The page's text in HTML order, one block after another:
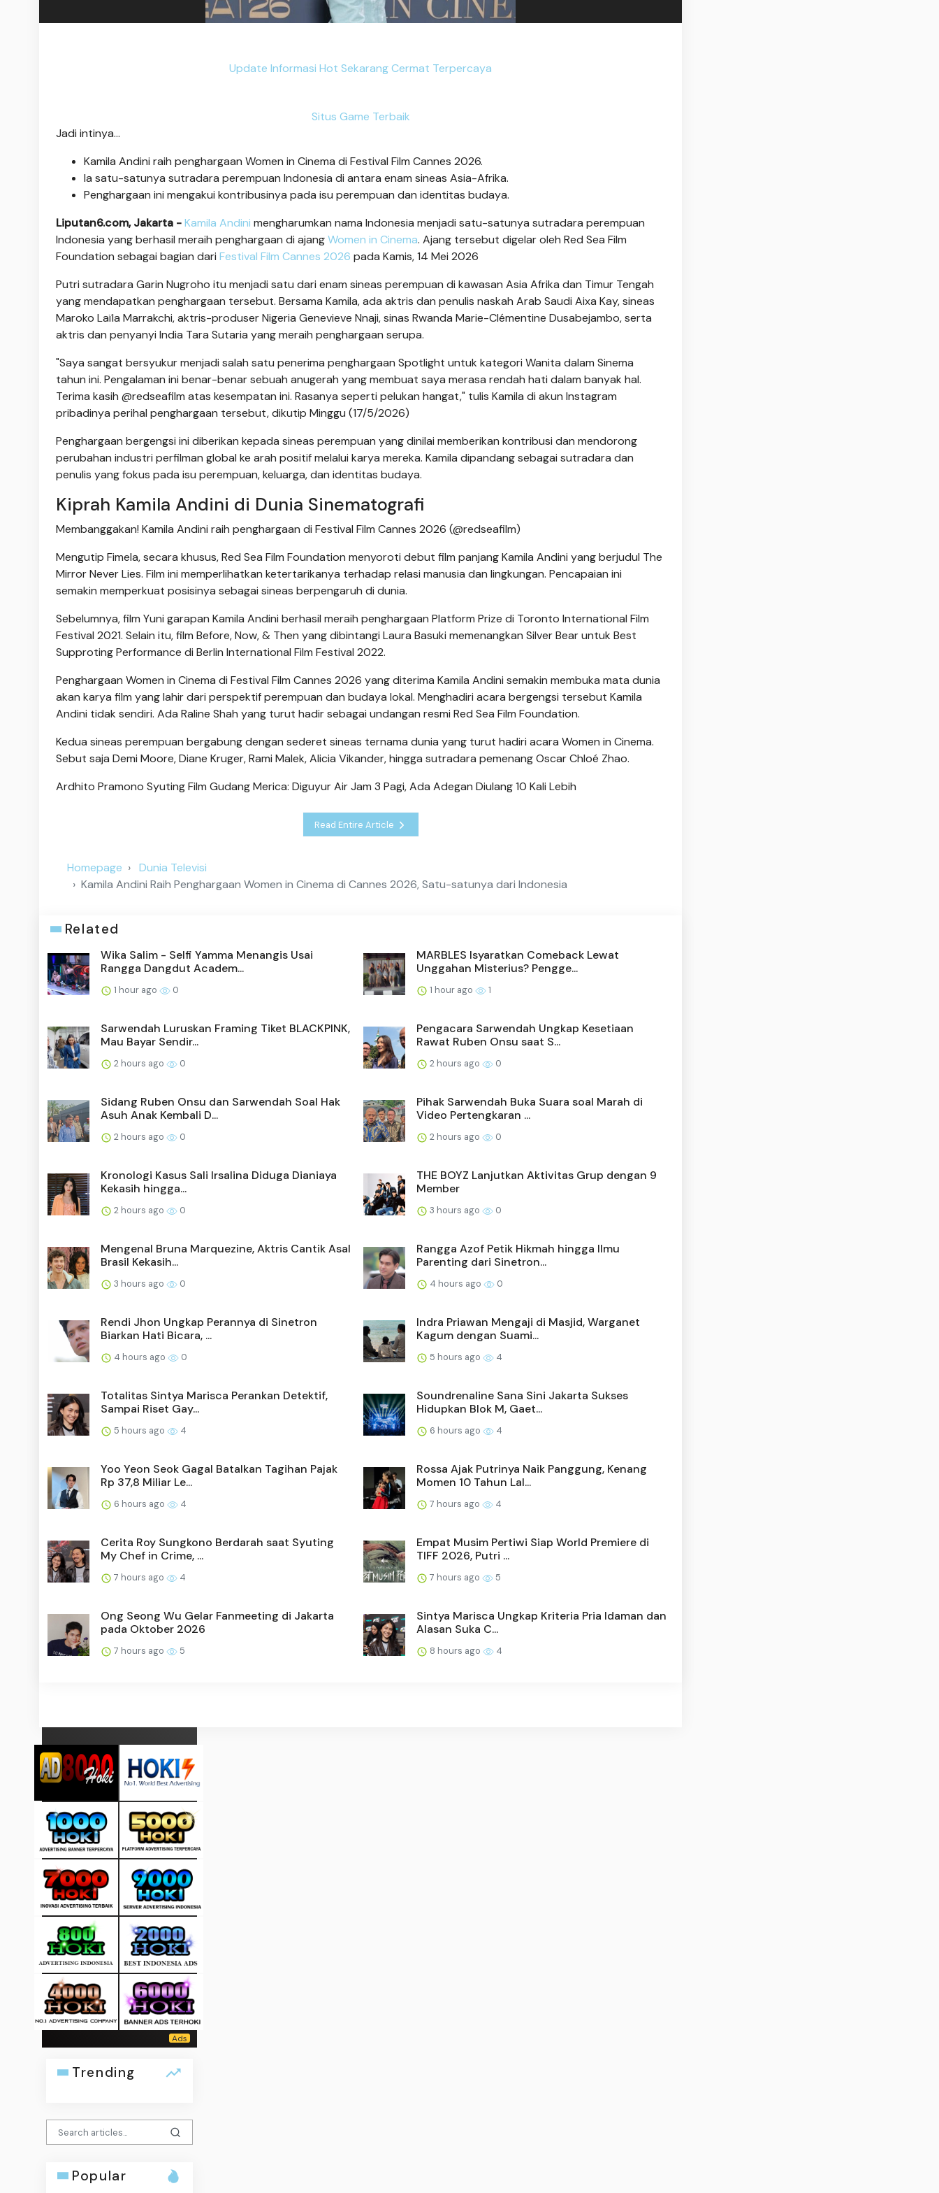
Update Informasi Hot Sekarang Cermat Terpercaya
Situs Game Terbaik
Jadi intinya...
Kamila Andini raih penghargaan Women in Cinema di Festival Film Cannes 2026.
Ia satu-satunya sutradara perempuan Indonesia di antara enam sineas Asia-Afrika.
Penghargaan ini mengakui kontribusinya pada isu perempuan dan identitas budaya.
Liputan6.com, Jakarta -Kamila Andini mengharumkan nama Indonesia menjadi satu-satunya sutradara perempuan
Indonesia yang berhasil meraih penghargaan di ajangWomen in Cinema. Ajang tersebut digelar oleh Red Sea Film
Foundation sebagai bagian dari Festival Film Cannes 2026 pada Kamis, 14 Mei 2026
Putri sutradara Garin Nugroho itu menjadi satu dari enam sineas perempuan di kawasan Asia Afrika dan Timur Tengah
yang mendapatkan penghargaan tersebut. Bersama Kamila, ada aktris dan penulis naskah Arab Saudi Aixa Kay, sineas
Maroko Laïla Marrakchi, aktris-produser Nigeria Genevieve Nnaji, sinas Rwanda Marie-Clémentine Dusabejambo, serta
aktris dan penyanyi India Tara Sutaria yang meraih penghargaan serupa.
"Saya sangat bersyukur menjadi salah satu penerima penghargaan Spotlight untuk kategori Wanita dalam Sinema
tahun ini. Pengalaman ini benar-benar sebuah anugerah yang membuat saya merasa rendah hati dalam banyak hal.
Terima kasih @redseafilm atas kesempatan ini. Rasanya seperti pelukan hangat," tulis Kamila di akun Instagram
pribadinya perihal penghargaan tersebut, dikutip Minggu (17/5/2026)
Penghargaan bergengsi ini diberikan kepada sineas perempuan yang dinilai memberikan kontribusi dan mendorong
perubahan industri perfilman global ke arah positif melalui karya mereka. Kamila dipandang sebagai sutradara dan
penulis yang fokus pada isu perempuan, keluarga, dan identitas budaya.
Kiprah Kamila Andini di Dunia Sinematografi
Membanggakan! Kamila Andini raih penghargaan di Festival Film Cannes 2026 (@redseafilm)
Mengutip Fimela, secara khusus, Red Sea Film Foundation menyoroti debut film panjang Kamila Andini yang berjudul The
Mirror Never Lies. Film ini memperlihatkan ketertarikanya terhadap relasi manusia dan lingkungan. Pencapaian ini
semakin memperkuat posisinya sebagai sineas berpengaruh di dunia.
Sebelumnya, film Yuni garapan Kamila Andini berhasil meraih penghargaan Platform Prize di Toronto International Film
Festival 2021. Selain itu, film Before, Now, & Then yang dibintangi Laura Basuki memenangkan Silver Bear untuk Best
Supproting Performance di Berlin International Film Festival 2022.
Penghargaan Women in Cinema di Festival Film Cannes 2026 yang diterima Kamila Andini semakin membuka mata dunia
akan karya film yang lahir dari perspektif perempuan dan budaya lokal. Menghadiri acara bergengsi tersebut Kamila
Andini tidak sendiri. Ada Raline Shah yang turut hadir sebagai undangan resmi Red Sea Film Foundation.
Kedua sineas perempuan bergabung dengan sederet sineas ternama dunia yang turut hadiri acara Women in Cinema.
Sebut saja Demi Moore, Diane Kruger, Rami Malek, Alicia Vikander, hingga sutradara pemenang Oscar Chloé Zhao.
Ardhito Pramono Syuting Film Gudang Merica: Diguyur Air Jam 3 Pagi, Ada Adegan Diulang 10 Kali Lebih
Read Entire Article
Homepage
Dunia Televisi
Kamila Andini Raih Penghargaan Women in Cinema di Cannes 2026, Satu-satunya dari Indonesia
Related
Wika Salim - Selfi Yamma Menangis Usai
Rangga Dangdut Academ...
1 hour ago 0
MARBLES Isyaratkan Comeback Lewat
Unggahan Misterius? Pengge...
1 hour ago 1
Sarwendah Luruskan Framing Tiket BLACKPINK,
Mau Bayar Sendir...
2 hours ago 0
Pengacara Sarwendah Ungkap Kesetiaan
Rawat Ruben Onsu saat S...
2 hours ago 0
Sidang Ruben Onsu dan Sarwendah Soal Hak
Asuh Anak Kembali D...
2 hours ago 0
Pihak Sarwendah Buka Suara soal Marah di
Video Pertengkaran ...
2 hours ago 0
Kronologi Kasus Sali Irsalina Diduga Dianiaya
Kekasih hingga...
2 hours ago 0
THE BOYZ Lanjutkan Aktivitas Grup dengan 9
Member
3 hours ago 0
Mengenal Bruna Marquezine, Aktris Cantik Asal
Brasil Kekasih...
3 hours ago 0
Rangga Azof Petik Hikmah hingga Ilmu
Parenting dari Sinetron...
4 hours ago 0
Rendi Jhon Ungkap Perannya di Sinetron
Biarkan Hati Bicara, ...
4 hours ago 0
Indra Priawan Mengaji di Masjid, Warganet
Kagum dengan Suami...
5 hours ago 4
Totalitas Sintya Marisca Perankan Detektif,
Sampai Riset Gay...
5 hours ago 4
Soundrenaline Sana Sini Jakarta Sukses
Hidupkan Blok M, Gaet...
6 hours ago 4
Yoo Yeon Seok Gagal Batalkan Tagihan Pajak
Rp 37,8 Miliar Le...
6 hours ago 4
Rossa Ajak Putrinya Naik Panggung, Kenang
Momen 10 Tahun Lal...
7 hours ago 4
Cerita Roy Sungkono Berdarah saat Syuting
My Chef in Crime, ...
7 hours ago 4
Empat Musim Pertiwi Siap World Premiere di
TIFF 2026, Putri ...
7 hours ago 5
Ong Seong Wu Gelar Fanmeeting di Jakarta
pada Oktober 2026
7 hours ago 5
Sintya Marisca Ungkap Kriteria Pria Idaman dan
Alasan Suka C...
8 hours ago 4
Trending
Popular